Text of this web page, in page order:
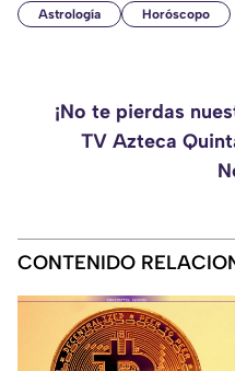
Astrología Horóscopo
¡No te pierdas
TV Azteca
CONTENIDO